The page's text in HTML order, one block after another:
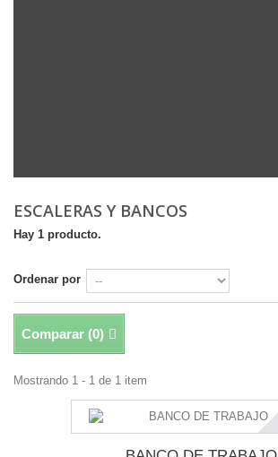
ESCALERAS Y BANCOS
Hay 1 producto.
Ordenar por
Comparar (0)
Mostrando 1 - 1 de 1 item